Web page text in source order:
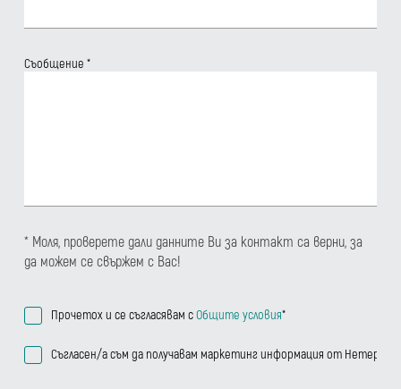
Съобщение*
* Моля, проверете дали данните Ви за контакт са верни, за
да можем се свържем с Вас!
Прочетох и се съгласявам сОбщите условия*
Съгласен/а съм да получавам маркетинг информация от Нетера